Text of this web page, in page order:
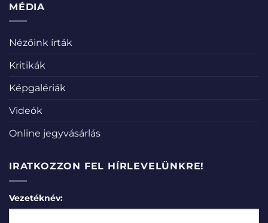
MÉDIA
Nézőink írták
Kritikák
Képgalériák
Videók
Online jegyvásárlás
IRATKOZZON FEL HÍRLEVELÜNKRE!
Vezetéknév: